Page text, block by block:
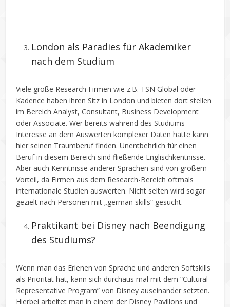
London als Paradies für Akademiker
nach dem Studium
Viele große Research Firmen wie z.B. TSN Global oder
Kadence haben ihren Sitz in London und bieten dort stellen
im Bereich Analyst, Consultant, Business Development
oder Associate. Wer bereits während des Studiums
Interesse an dem Auswerten komplexer Daten hatte kann
hier seinen Traumberuf finden. Unentbehrlich für einen
Beruf in diesem Bereich sind fließende Englischkentnisse.
Aber auch Kenntnisse anderer Sprachen sind von großem
Vorteil, da Firmen aus dem Research-Bereich oftmals
internationale Studien auswerten. Nicht selten wird sogar
gezielt nach Personen mit „german skills“ gesucht.
Praktikant bei Disney nach Beendigung
des Studiums?
Wenn man das Erlenen von Sprache und anderen Softskills
als Priorität hat, kann sich durchaus mal mit dem “Cultural
Representative Program” von Disney auseinander setzten.
Hierbei arbeitet man in einem der Disney Pavillons und